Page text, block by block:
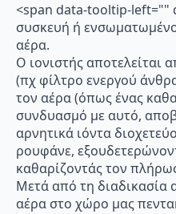
<span data-tooltip-left=""
συσκευή ή
αέρα.
Ο ιονιστής αποτελείται
(πχ φίλτρο ενεργού
τον αέρα (όπως ένας
συνδυασμό με αυτό,
αρνητικά ιόντα
ρουφάνε,
καθαρίζοντάς τον
Μετά από τη διαδικασία
αέρα στο χώρο μας